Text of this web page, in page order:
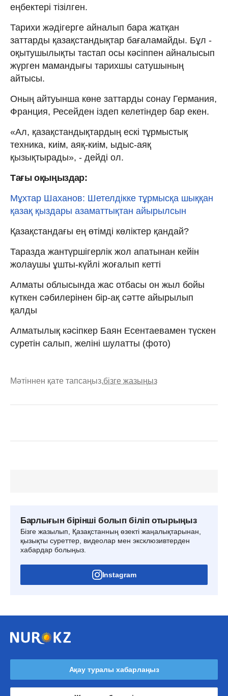
еңбектері тізілген.
Тарихи жәдігерге айналып бара жатқан
заттарды қазақстандықтар бағаламайды. Бұл -
оқытушылықты тастап осы кәсіппен айналысып
жүрген мамандығы тарихшы сатушының
айтысы.
Оның айтуынша көне заттарды сонау Германия,
Франция, Ресейден іздеп келетіндер бар екен.
«Ал, қазақстандықтардың ескі тұрмыстық
техника, киім, аяқ-киім, ыдыс-аяқ
қызықтырады», - дейді ол.
Тағы оқыңыздар:
Мұхтар Шаханов: Шетелдікке тұрмысқа шыққан
қазақ қыздары азаматтықтан айырылсын
Қазақстандағы ең өтімді көліктер қандай?
Таразда жантүршігерлік жол апатынан кейін
жолаушы ұшты-күйлі жоғалып кетті
Алматы облысында жас отбасы он жыл бойы
күткен сәбилерінен бір-ақ сәтте айырылып
қалды
Алматылық кәсіпкер Баян Есентаевамен түскен
суретін салып, желіні шулатты (фото)
Мәтіннен қате тапсаңыз,бізге жазыңыз
Барлығын бірінші болып біліп отырыңыз
Бізге жазылып, Қазақстанның өзекті жаңалықтарынан,
қызықты суреттер, видеолар мен эксклюзивтерден
хабардар болыңыз.
Instagram
Ақау туралы хабарлаңыз